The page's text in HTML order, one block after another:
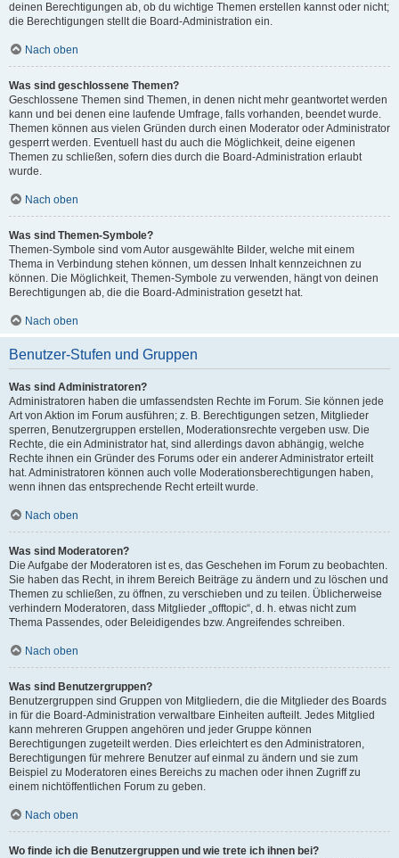
deinen Berechtigungen ab, ob du wichtige Themen erstellen kannst oder nicht;
die Berechtigungen stellt die Board-Administration ein.
Nach oben
Was sind geschlossene Themen?
Geschlossene Themen sind Themen, in denen nicht mehr geantwortet werden
kann und bei denen eine laufende Umfrage, falls vorhanden, beendet wurde.
Themen können aus vielen Gründen durch einen Moderator oder Administrator
gesperrt werden. Eventuell hast du auch die Möglichkeit, deine eigenen
Themen zu schließen, sofern dies durch die Board-Administration erlaubt
wurde.
Nach oben
Was sind Themen-Symbole?
Themen-Symbole sind vom Autor ausgewählte Bilder, welche mit einem
Thema in Verbindung stehen können, um dessen Inhalt kennzeichnen zu
können. Die Möglichkeit, Themen-Symbole zu verwenden, hängt von deinen
Berechtigungen ab, die die Board-Administration gesetzt hat.
Nach oben
Benutzer-Stufen und Gruppen
Was sind Administratoren?
Administratoren haben die umfassendsten Rechte im Forum. Sie können jede
Art von Aktion im Forum ausführen; z. B. Berechtigungen setzen, Mitglieder
sperren, Benutzergruppen erstellen, Moderationsrechte vergeben usw. Die
Rechte, die ein Administrator hat, sind allerdings davon abhängig, welche
Rechte ihnen ein Gründer des Forums oder ein anderer Administrator erteilt
hat. Administratoren können auch volle Moderationsberechtigungen haben,
wenn ihnen das entsprechende Recht erteilt wurde.
Nach oben
Was sind Moderatoren?
Die Aufgabe der Moderatoren ist es, das Geschehen im Forum zu beobachten.
Sie haben das Recht, in ihrem Bereich Beiträge zu ändern und zu löschen und
Themen zu schließen, zu öffnen, zu verschieben und zu teilen. Üblicherweise
verhindern Moderatoren, dass Mitglieder „offtopic“, d. h. etwas nicht zum
Thema Passendes, oder Beleidigendes bzw. Angreifendes schreiben.
Nach oben
Was sind Benutzergruppen?
Benutzergruppen sind Gruppen von Mitgliedern, die die Mitglieder des Boards
in für die Board-Administration verwaltbare Einheiten aufteilt. Jedes Mitglied
kann mehreren Gruppen angehören und jeder Gruppe können
Berechtigungen zugeteilt werden. Dies erleichtert es den Administratoren,
Berechtigungen für mehrere Benutzer auf einmal zu ändern und sie zum
Beispiel zu Moderatoren eines Bereichs zu machen oder ihnen Zugriff zu
einem nichtöffentlichen Forum zu geben.
Nach oben
Wo finde ich die Benutzergruppen und wie trete ich ihnen bei?